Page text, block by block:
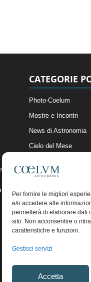
Per fornire le migliori
e/o accedere alle
permetterà di elaborare dati
sito. Non acconsentire o
caratteristiche e funzioni.
Gestisci servizi
Accetta
CATEGORIE
Photo-Coelum
Mostre e Incontri
News di Astronomia
Cielo del Mese
Articoli e Risorse On-
Il Blog della